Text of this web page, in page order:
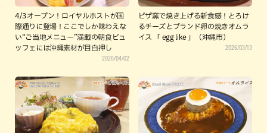
4/3オープン！ロイヤルホストが国
際通りに登場！ここでしか味わえな
い“ご当地メニュー”満載の朝食ビュ
ッフェには沖縄素材が目白押し
2026/04/02
ピザ窯で焼き上げる新食感！とろけ
るチーズとブランド卵の焼きオムラ
イス 「 egg like 」（沖縄市）
2026/03/13